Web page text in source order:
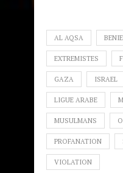
AL AQSA BENIE
EXTREMISTES
GAZA ISRAEL
LIGUE ARABE
MUSULMANS
PROFANATION
VIOLATION